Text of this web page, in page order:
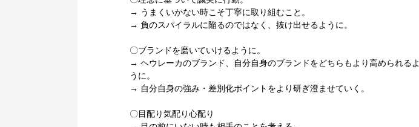
→ うまくいかない時こそ丁寧に取り組むこと。
→ 負のスパイラルに陥るのではなく、抜け出せるように。
〇ブランドを磨いていけるように。
→ ヘウレーカのブランド、自分自身のブランドをどちらもより高められるよ
うに。
→ 自分自身の強み・差別化ポイントをより研ぎ澄ませていく。
〇目配り気配り心配り